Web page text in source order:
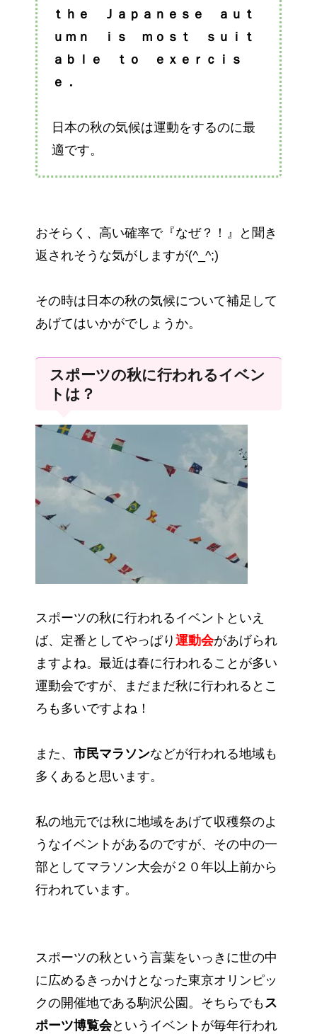
ｔｈｅ Ｊａｐａｎｅｓｅ ａｕｔ
ｕｍｎ ｉｓ ｍｏｓｔ ｓｕｉｔ
ａｂｌｅ ｔｏ ｅｘｅｒｃｉｓ
ｅ．
日本の秋の気候は運動をするのに最
適です。
おそらく、高い確率で『なぜ？！』と聞き
返されそうな気がしますが(^_^;)
その時は日本の秋の気候について補足して
あげてはいかがでしょうか。
スポーツの秋に行われるイベン
トは？
スポーツの秋に行われるイベントといえ
ば、定番としてやっぱり 運動会があげられ
ますよね。最近は春に行われることが多い
運動会ですが、まだまだ秋に行われるとこ
ろも多いですよね！
また、 市民マラソンなどが行われる地域も
多くあると思います。
私の地元では秋に地域をあげて収穫祭のよ
うなイベントがあるのですが、その中の一
部としてマラソン大会が２０年以上前から
行われています。
スポーツの秋という言葉をいっきに世の中
に広めるきっかけとなった東京オリンピッ
クの開催地である駒沢公園。そちらでもス
ポーツ博覧会というイベントが毎年行われ